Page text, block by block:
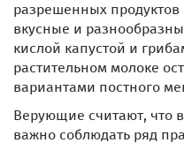
разрешенных продуктов
вкусные и
кислой капустой и
растительном молоке
вариантами постного
Верующие считают, что
важно соблюдать ряд